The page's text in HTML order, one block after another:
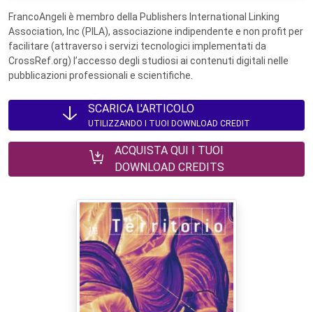
FrancoAngeli è membro della Publishers International Linking
Association, Inc (PILA), associazione indipendente e non profit per
facilitare (attraverso i servizi tecnologici implementati da
CrossRef.org) l’accesso degli studiosi ai contenuti digitali nelle
pubblicazioni professionali e scientifiche.
SCARICA L'ARTICOLO
UTILIZZANDO I TUOI DOWNLOAD CREDIT
ACQUISTA QUI I TUOI
DOWNLOAD CREDITS